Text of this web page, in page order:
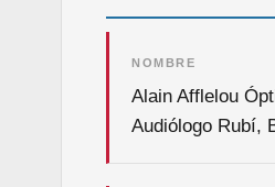
NOMBRE
Alain Afflelou
Audiólogo Rubí,